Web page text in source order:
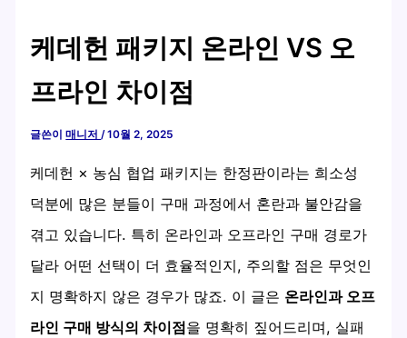
케데헌 패키지 온라인 VS 오
프라인 차이점
글쓴이매니저 /10월 2, 2025
케데헌 × 농심 협업 패키지는 한정판이라는 희소성
덕분에 많은 분들이 구매 과정에서 혼란과 불안감을
겪고 있습니다. 특히 온라인과 오프라인 구매 경로가
달라 어떤 선택이 더 효율적인지, 주의할 점은 무엇인
지 명확하지 않은 경우가 많죠. 이 글은 온라인과 오프
라인 구매 방식의 차이점을 명확히 짚어드리며, 실패